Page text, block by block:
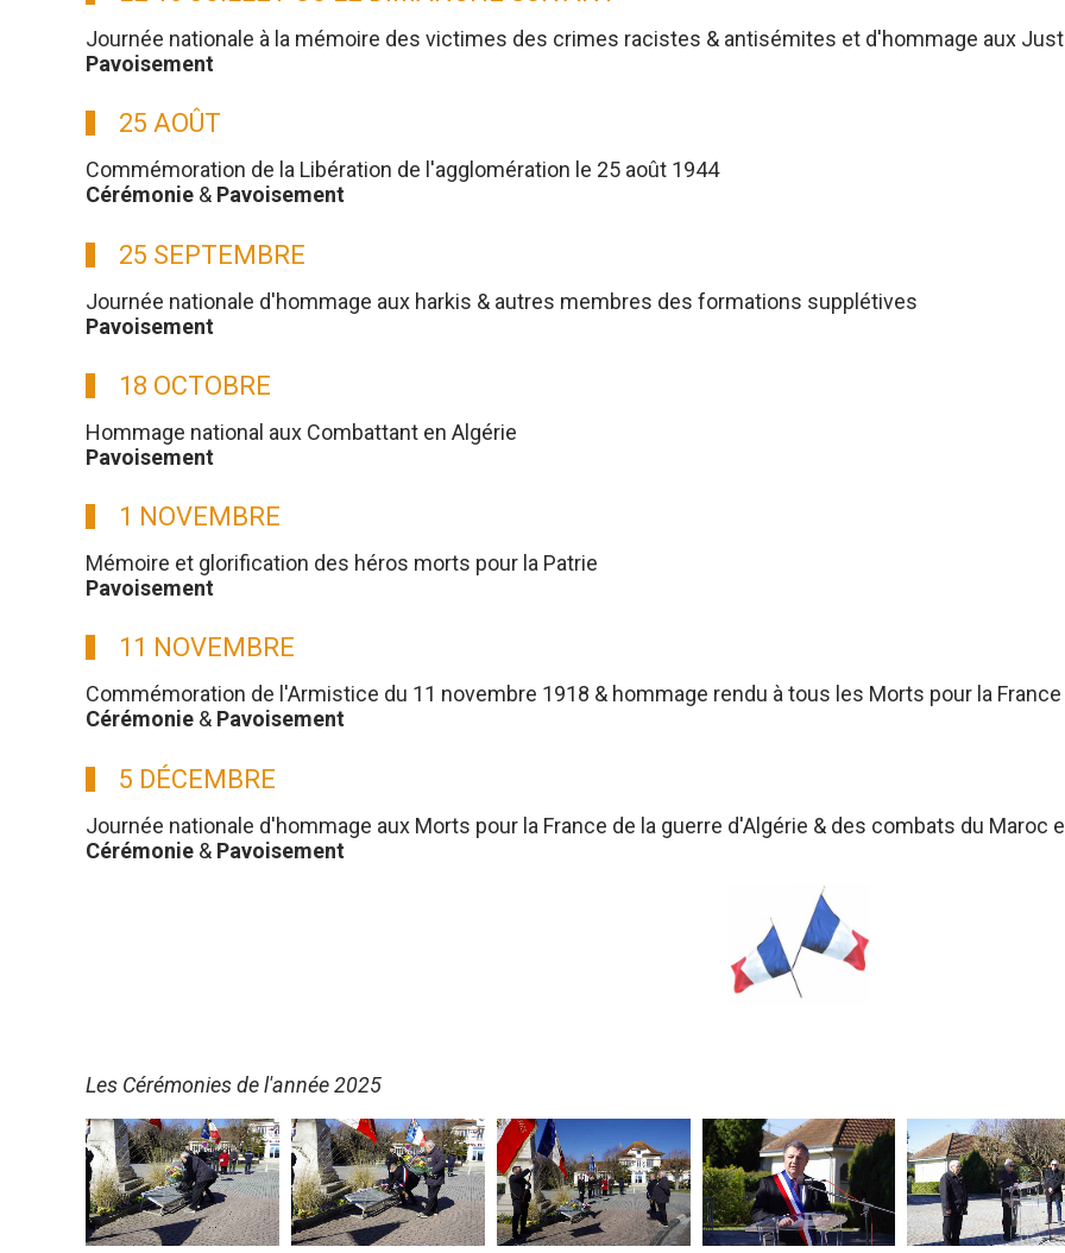
Journée nationale à la mémoire des victimes des crimes racistes & antisémites et d'hommage aux
Pavoisement
25 AOÛT
Commémoration de la Libération de l'agglomération le 25 août 1944
Cérémonie & Pavoisement
25 SEPTEMBRE
Journée nationale d'hommage aux harkis & autres membres des formations supplétives
Pavoisement
18 OCTOBRE
Hommage national aux Combattant en Algérie
Pavoisement
1 NOVEMBRE
Mémoire et glorification des héros morts pour la Patrie
Pavoisement
11 NOVEMBRE
Commémoration de l'Armistice du 11 novembre 1918 & hommage rendu à tous les Morts pour la France
Cérémonie & Pavoisement
5 DÉCEMBRE
Journée nationale d'hommage aux Morts pour la France de la guerre d'Algérie & des combats du Maroc
Cérémonie & Pavoisement
Les Cérémonies de l'année 2025